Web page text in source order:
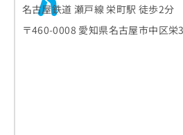
名古屋鉄道 瀬戸線 栄町駅 徒歩2分
〒460-0008 愛知県名古屋市中区栄